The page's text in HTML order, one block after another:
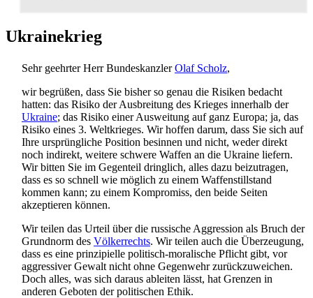
Ukrainekrieg
Sehr geehrter Herr BundeskanzlerOlaf Scholz,
wir begrüßen, dass Sie bisher so genau die Risiken bedacht
hatten: das Risiko der Ausbreitung des Krieges innerhalb der
Ukraine; das Risiko einer Ausweitung auf ganz Europa; ja, das
Risiko eines 3. Weltkrieges. Wir hoffen darum, dass Sie sich auf
Ihre ursprüngliche Position besinnen und nicht, weder direkt
noch indirekt, weitere schwere Waffen an die Ukraine liefern.
Wir bitten Sie im Gegenteil dringlich, alles dazu beizutragen,
dass es so schnell wie möglich zu einem Waffen­stillstand
kommen kann; zu einem Kompromiss, den beide Seiten
akzeptieren können.
Wir teilen das Urteil über die russische Aggression als Bruch der
Grundnorm des Völkerrechts. Wir teilen auch die Überzeugung,
dass es eine prinzipielle politisch-moralische Pflicht gibt, vor
aggressiver Gewalt nicht ohne Gegenwehr zurückzuweichen.
Doch alles, was sich daraus ableiten lässt, hat Grenzen in
anderen Geboten der politischen Ethik.